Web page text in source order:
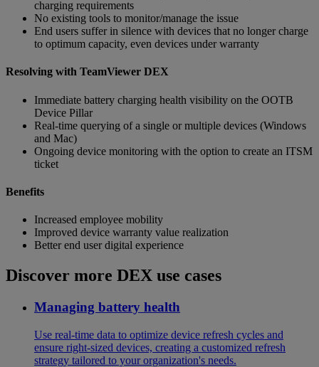
charging requirements
No existing tools to monitor/manage the issue
End users suffer in silence with devices that no longer charge
to optimum capacity, even devices under warranty
Resolving with TeamViewer DEX
Immediate battery charging health visibility on the OOTB
Device Pillar
Real-time querying of a single or multiple devices (Windows
and Mac)
Ongoing device monitoring with the option to create an ITSM
ticket
Benefits
Increased employee mobility
Improved device warranty value realization
Better end user digital experience
Discover more DEX use cases
Managing battery health
Use real-time data to optimize device refresh cycles and
ensure right-sized devices, creating a customized refresh
strategy tailored to your organization's needs.